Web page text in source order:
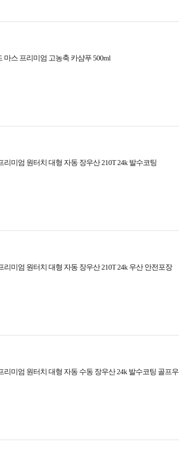
마스 프리미엄 고농축 카샴푸 500ml
리미엄 원터치 대형 자동 장우산 210T 24k 발수코팅
리미엄 원터치 대형 자동 장우산 210T 24k 우산 안전포장
리미엄 원터치 대형 자동 수동 장우산 24k 발수코팅 골프우